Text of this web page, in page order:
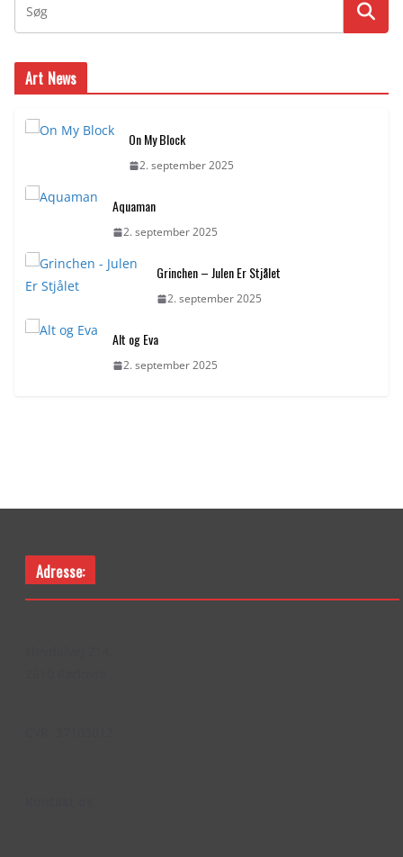
Art News
On My Block
2. september 2025
Aquaman
2. september 2025
Grinchen – Julen Er Stjålet
2. september 2025
Alt og Eva
2. september 2025
Adresse: